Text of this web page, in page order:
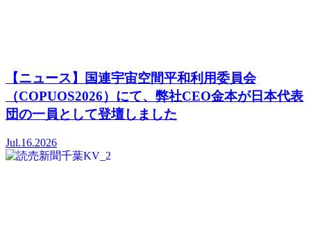
【ニュース】国連宇宙空間平和利用委員会
（COPUOS2026）にて、弊社CEO金本が日本代表
団の一員として登壇しました
Jul.16.2026